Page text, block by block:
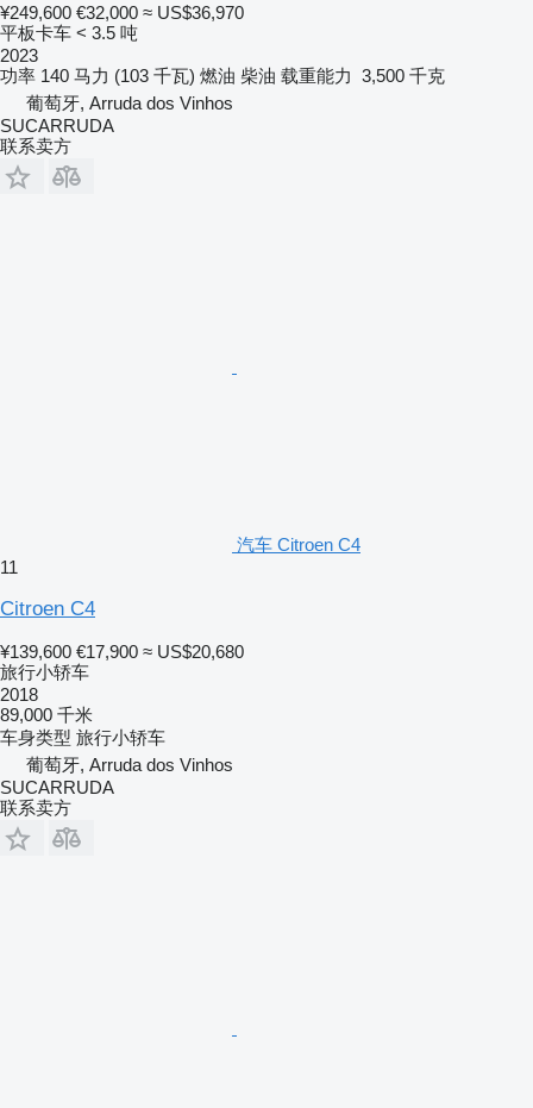
¥249,600 €32,000 ≈ US$36,970
平板卡车 < 3.5 吨
2023
功率 140 马力 (103 千瓦) 燃油 柴油 载重能力 3,500 千克
葡萄牙, Arruda dos Vinhos
SUCARRUDA
联系卖方
汽车 Citroen C4
11
Citroen C4
¥139,600 €17,900 ≈ US$20,680
旅行小轿车
2018
89,000 千米
车身类型 旅行小轿车
葡萄牙, Arruda dos Vinhos
SUCARRUDA
联系卖方